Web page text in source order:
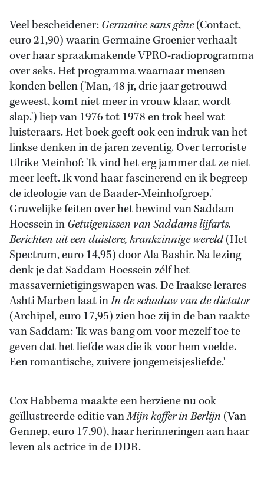
Veel bescheidener:Germaine sans gêne(Contact,
euro 21,90) waarin Germaine Groenier verhaalt
over haar spraakmakende VPRO-radioprogramma
over seks. Het programma waarnaar mensen
konden bellen ('Man, 48 jr, drie jaar getrouwd
geweest, komt niet meer in vrouw klaar, wordt
slap.') liep van 1976 tot 1978 en trok heel wat
luisteraars. Het boek geeft ook een indruk van het
linkse denken in de jaren zeventig. Over terroriste
Ulrike Meinhof: 'Ik vind het erg jammer dat ze niet
meer leeft. Ik vond haar fascinerend en ik begreep
de ideologie van de Baader-Meinhofgroep.'
Gruwelijke feiten over het bewind van Saddam
Hoessein inGetuigenissen van Saddams lijfarts.
Berichten uit een duistere, krankzinnige wereld(Het
Spectrum, euro 14,95) door Ala Bashir. Na lezing
denk je dat Saddam Hoessein zélf het
massavernietigingswapen was. De Iraakse lerares
Ashti Marben laat inIn de schaduw van de dictator
(Archipel, euro 17,95) zien hoe zij in de ban raakte
van Saddam: 'Ik was bang om voor mezelf toe te
geven dat het liefde was die ik voor hem voelde.
Een romantische, zuivere jongemeisjesliefde.'
Cox Habbema maakte een herziene nu ook
geïllustreerde editie vanMijn koffer in Berlijn (Van
Gennep, euro 17,90), haar herinneringen aan haar
leven als actrice in de DDR.